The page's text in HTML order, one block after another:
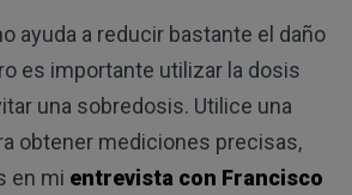
ayuda a reducir bastante el daño
es importante utilizar la dosis
una sobredosis. Utilice una
obtener mediciones precisas,
en mi entrevista con Francisco